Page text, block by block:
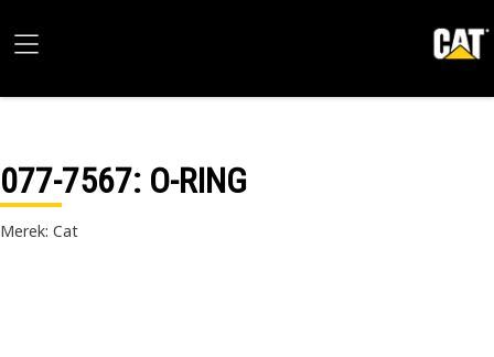
077-7567: O-RING
Merek: Cat